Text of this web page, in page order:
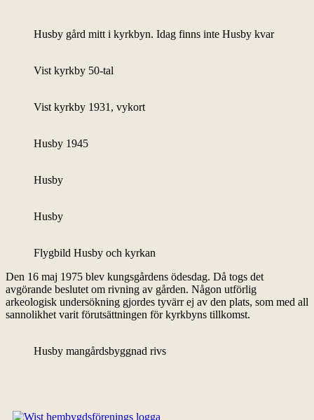
Husby gård mitt i kyrkbyn. Idag finns inte Husby kvar
Vist kyrkby 50-tal
Vist kyrkby 1931, vykort
Husby 1945
Husby
Husby
Flygbild Husby och kyrkan
Den 16 maj 1975 blev kungsgårdens ödesdag. Då togs det
avgörande beslutet om rivning av gården. Någon utförlig
arkeologisk undersökning gjordes tyvärr ej av den plats, som med all
sannolikhet varit förutsättningen för kyrkbyns tillkomst.
Husby mangårdsbyggnad rivs